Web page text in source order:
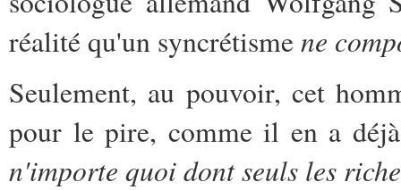
réalité qu'un syncrétisme ne
Seulement, au pouvoir, cet
pour le pire, comme il en a
n'importe quoi dont seuls les